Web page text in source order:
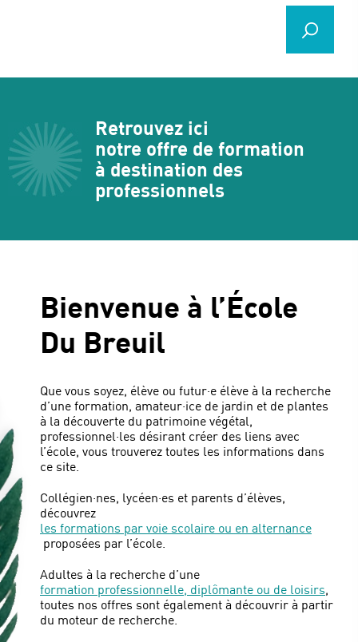
Retrouvez ici
notre offre de formation
à destination des
professionnels
Bienvenue à l’École
Du Breuil
Que vous soyez, élève ou futur·e élève à la recherche
d’une formation, amateur·ice de jardin et de plantes
à la découverte du patrimoine végétal,
professionnel·les désirant créer des liens avec
l’école, vous trouverez toutes les informations dans
ce site.
Collégien·nes, lycéen·es et parents d’élèves,
découvrez
les formations par voie scolaire ou en alternance
proposées par l’école.
Adultes à la recherche d’une
formation professionnelle, diplômante ou de loisirs,
toutes nos offres sont également à découvrir à partir
du moteur de recherche.